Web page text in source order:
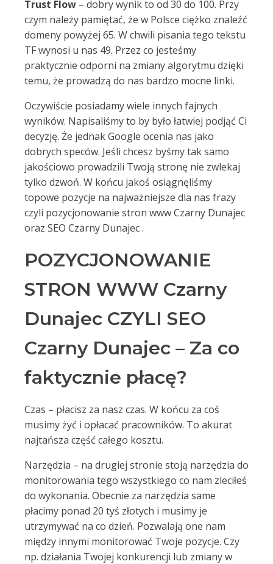
Trust Flow – dobry wynik to od 30 do 100. Przy
czym należy pamiętać, że w Polsce ciężko znaleźć
domeny powyżej 65. W chwili pisania tego tekstu
TF wynosi u nas 49. Przez co jesteśmy
praktycznie odporni na zmiany algorytmu dzięki
temu, że prowadzą do nas bardzo mocne linki.
Oczywiście posiadamy wiele innych fajnych
wyników. Napisaliśmy to by było łatwiej podjąć Ci
decyzję. Że jednak Google ocenia nas jako
dobrych speców. Jeśli chcesz byśmy tak samo
jakościowo prowadzili Twoją stronę nie zwlekaj
tylko dzwoń. W końcu jakoś osiągnęliśmy
topowe pozycje na najważniejsze dla nas frazy
czyli pozycjonowanie stron www Czarny Dunajec
oraz SEO Czarny Dunajec .
POZYCJONOWANIE
STRON WWW Czarny
Dunajec CZYLI SEO
Czarny Dunajec – Za co
faktycznie płacę?
Czas – płacisz za nasz czas. W końcu za coś
musimy żyć i opłacać pracowników. To akurat
najtańsza część całego kosztu.
Narzędzia – na drugiej stronie stoją narzędzia do
monitorowania tego wszystkiego co nam zleciłeś
do wykonania. Obecnie za narzędzia same
płacimy ponad 20 tyś złotych i musimy je
utrzymywać na co dzień. Pozwalają one nam
między innymi monitorować Twoje pozycje. Czy
np. działania Twojej konkurencji lub zmiany w